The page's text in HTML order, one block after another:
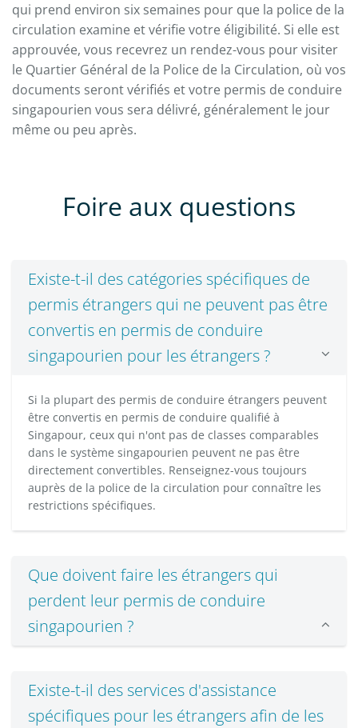
qui prend environ six semaines pour que la police de la
circulation examine et vérifie votre éligibilité. Si elle est
approuvée, vous recevrez un rendez-vous pour visiter
le Quartier Général de la Police de la Circulation, où vos
documents seront vérifiés et votre permis de conduire
singapourien vous sera délivré, généralement le jour
même ou peu après.
Foire aux questions
Existe-t-il des catégories spécifiques de
permis étrangers qui ne peuvent pas être
convertis en permis de conduire
singapourien pour les étrangers ?
Si la plupart des permis de conduire étrangers peuvent
être convertis en permis de conduire qualifié à
Singapour, ceux qui n'ont pas de classes comparables
dans le système singapourien peuvent ne pas être
directement convertibles. Renseignez-vous toujours
auprès de la police de la circulation pour connaître les
restrictions spécifiques.
Que doivent faire les étrangers qui
perdent leur permis de conduire
singapourien ?
Existe-t-il des services d'assistance
spécifiques pour les étrangers afin de les